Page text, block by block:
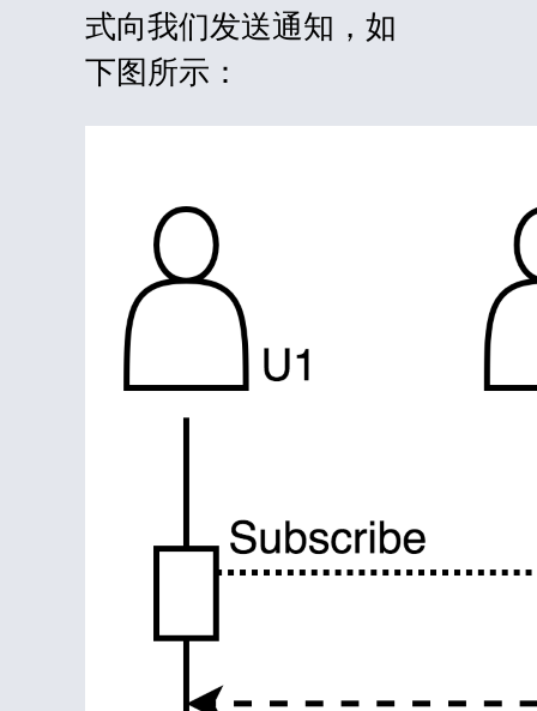
式向我们发送通知，如
下图所示：